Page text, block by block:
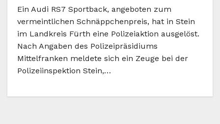
Ein Audi RS7 Sportback, angeboten zum
vermeintlichen Schnäppchenpreis, hat in Stein
im Landkreis Fürth eine Polizeiaktion ausgelöst.
Nach Angaben des Polizeipräsidiums
Mittelfranken meldete sich ein Zeuge bei der
Polizeiinspektion Stein,…